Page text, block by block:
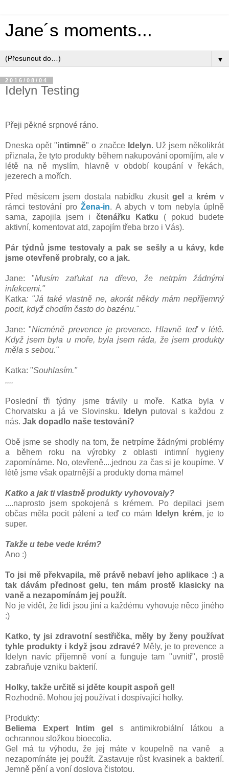
Jane´s moments...
▼
2016/08/04
Idelyn Testing
Přeji pěkné srpnové ráno.
Dneska opět "intimně" o značce Idelyn. Už jsem několikrát
přiznala, že tyto produkty během nakupování opomíjím, ale v
létě na ně myslím, hlavně v období koupání v řekách,
jezerech a mořích.
Před měsícem jsem dostala nabídku zkusitgel a krém v
rámci testování proŽena-in. A abych v tom nebyla úplně
sama, zapojila jsem i čtenářku Katku ( pokud budete
aktivní, komentovat atd, zapojím třeba brzo i Vás).
Pár týdnů jsme testovaly a pak se sešly a u kávy, kde
jsme otevřeně probraly, co a jak.
Jane: "Musím zaťukat na dřevo, že netrpím žádnými
infekcemi."
Katka: "Já také vlastně ne, akorát někdy mám nepříjemný
pocit, když chodím často do bazénu."
Jane: "Nicméně prevence je prevence. Hlavně teď v létě.
Když jsem byla u moře, byla jsem ráda, že jsem produkty
měla s sebou."
Katka: "Souhlasím."
....
Poslední tři týdny jsme trávily u moře. Katka byla v
Chorvatsku a já ve Slovinsku.
Idelyn putoval s každou z
nás. Jak dopadlo naše testování?
Obě jsme se shodly na tom, že netrpíme žádnými problémy
a během roku na výrobky z oblasti intimní hygieny
zapomínáme. No, otevřeně....jednou za čas si je koupíme. V
létě jsme však opatrnější a produkty doma máme!
Katko a jak ti vlastně produkty vyhovovaly?
....naprosto jsem spokojená s krémem. Po depilaci jsem
občas měla pocit pálení a teď co mám
Idelyn krém, je to
super.
Takže u tebe vede krém?
Ano :)
To jsi mě překvapila, mě právě nebaví jeho aplikace :) a
tak dávám přednost gelu, ten mám prostě klasicky na
vaně a nezapomínám jej použít.
No je vidět, že lidi jsou jiní a každému vyhovuje něco jiného
:)
Katko, ty jsi zdravotní sestřička, měly by ženy používat
tyhle produkty i když jsou zdravé? Měly, je to prevence a
Idelyn navíc příjemně voní a funguje tam "uvnitř", prostě
zabraňuje vzniku bakterií.
Holky, takže určitě si jděte koupit aspoň gel!
Rozhodně. Mohou jej používat i dospívající holky.
Produkty:
Beliema Expert Intim gels antimikrobiální látkou a
ochrannou složkou bioecolia.
Gel má tu výhodu, že jej máte v koupelně na vaně a
nezapomínáte jej použít. Zastavuje růst kvasinek a bakterií.
Jemně pění a voní doslova čistotou.